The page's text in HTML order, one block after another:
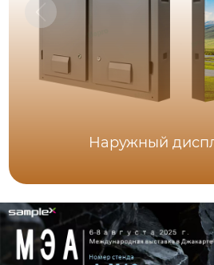
Наружный